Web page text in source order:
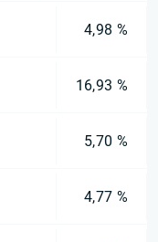
4,98 %
16,93 %
5,70 %
4,77 %